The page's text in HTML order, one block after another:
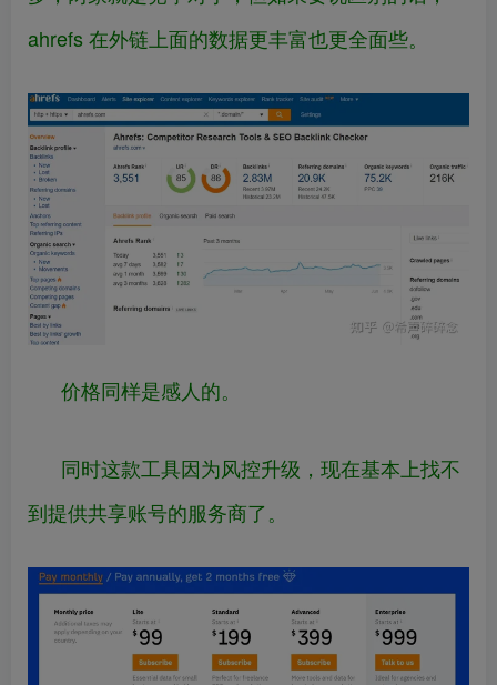
ahrefs 在外链上面的数据更丰富也更全面些。
价格同样是感人的。
同时这款工具因为风控升级，现在基本上找不
到提供共享账号的服务商了。